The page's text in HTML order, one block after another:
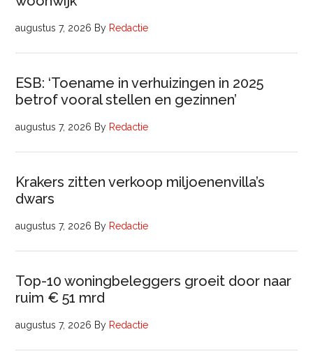
augustus 7, 2026 By Redactie
ESB: ‘Toename in verhuizingen in 2025
betrof vooral stellen en gezinnen’
augustus 7, 2026 By Redactie
Krakers zitten verkoop miljoenenvilla’s
dwars
augustus 7, 2026 By Redactie
Top-10 woningbeleggers groeit door naar
ruim € 51 mrd
augustus 7, 2026 By Redactie